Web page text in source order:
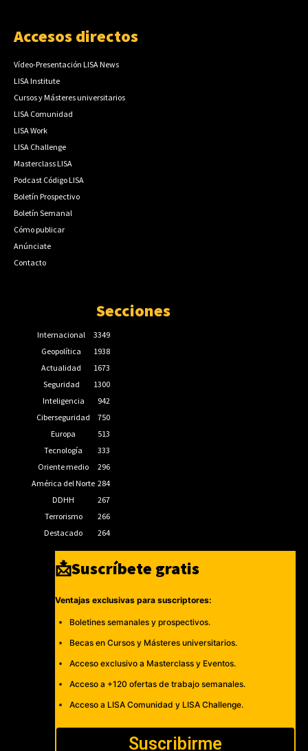
Accesos directos
Vídeo-Presentación LISA News
LISA Institute
Cursos y Másteres universitarios
LISA Comunidad
LISA Work
LISA Challenge
Masterclass LISA
Podcast Código LISA
Boletín Prospectivo
Boletín Semanal
Cómo publicar
Anúnciate
Contacto
Secciones
Internacional
3349
Geopolítica
1938
Actualidad
1673
Seguridad
1300
Inteligencia
942
Ciberseguridad
750
Europa
513
Tecnología
333
Oriente medio
296
América del Norte 284
DDHH
267
Terrorismo
266
Destacado
264
📩Suscríbete gratis
Ventajas exclusivas para suscriptores:
Boletines semanales y prospectivos.
Becas en Cursos y Másteres universitarios.
Acceso exclusivo a Masterclass y Eventos.
Acceso a +120 ofertas de trabajo semanales.
Acceso a LISA Comunidad y LISA Challenge.
Suscribirme